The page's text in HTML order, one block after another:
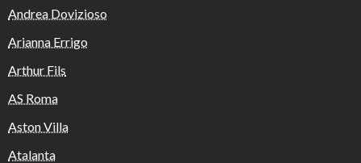
Andrea Dovizioso
Arianna Errigo
Arthur Fils
AS Roma
Aston Villa
Atalanta